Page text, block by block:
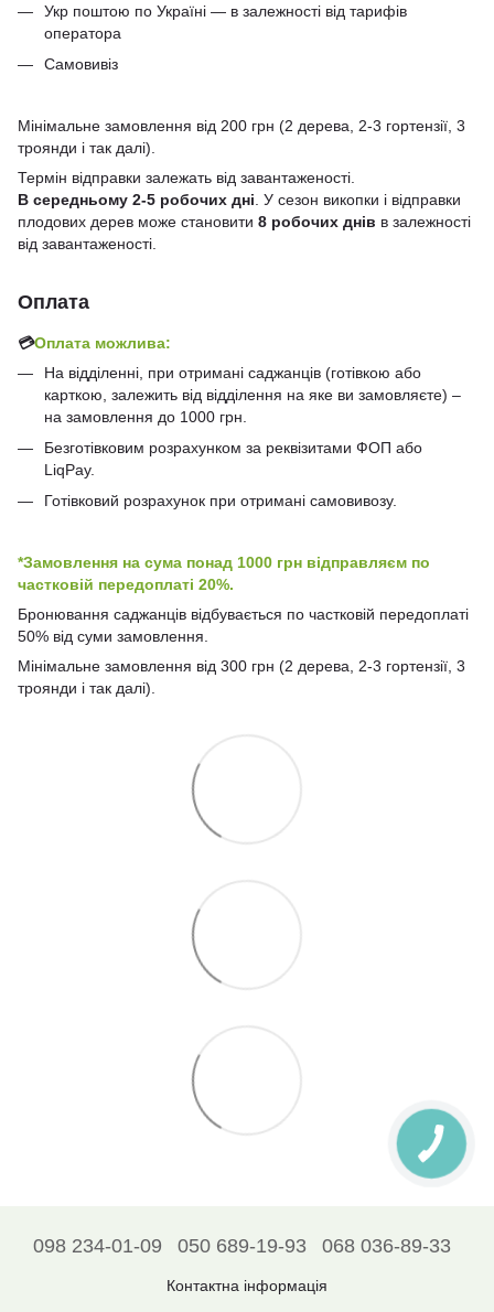
Укр поштою по Україні — в залежності від тарифів
оператора
Самовивіз
Мінімальне замовлення від 200 грн (2 дерева, 2-3 гортензії, 3
троянди і так далі).
Термін відправки залежать від завантаженості.
В середньому 2-5 робочих дні . У сезон викопки і відправки
плодових дерев може становити 8 робочих днів в залежності
від завантаженості.
Оплата
💳Оплата можлива:
На відділенні, при отримані саджанців (готівкою або
карткою, залежить від відділення на яке ви замовляєте) –
на замовлення до 1000 грн.
Безготівковим розрахунком за реквізитами ФОП або
LiqPay.
Готівковий розрахунок при отримані самовивозу.
*Замовлення на сума понад 1000 грн відправляєм по
частковій передоплаті 20%.
Бронювання саджанців відбувається по частковій передоплаті
50% від суми замовлення.
Мінімальне замовлення від 300 грн (2 дерева, 2-3 гортензії, 3
троянди і так далі).
098 234-01-09 050 689-19-93 068 036-89-33
Контактна інформація